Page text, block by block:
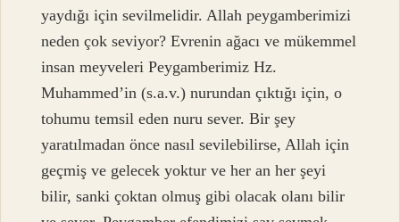
yaydığı için sevilmelidir. Allah peygamberimizi
neden çok seviyor? Evrenin ağacı ve mükemmel
insan meyveleri Peygamberimiz Hz.
Muhammed’in (s.a.v.) nurundan çıktığı için, o
tohumu temsil eden nuru sever. Bir şey
yaratılmadan önce nasıl sevilebilirse, Allah için
geçmiş ve gelecek yoktur ve her an her şeyi
bilir, sanki çoktan olmuş gibi olacak olanı bilir